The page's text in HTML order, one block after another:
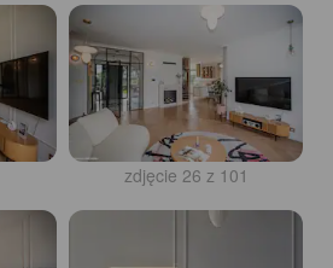
zdjęcie 26 z 101